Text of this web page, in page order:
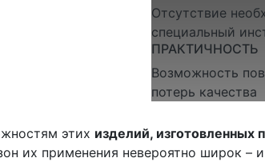
Отсутствие
специальный
ПРАКТИЧНОСТЬ
Возможность
потерь качества
этих изделий, изготовленных
их применения невероятно широк –